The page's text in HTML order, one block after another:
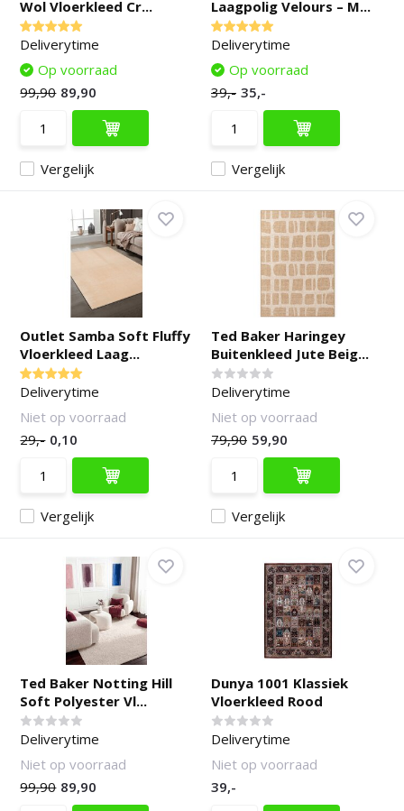
Wol Vloerkleed Cr...
Deliverytime
Vergelijk
Op voorraad
99,90 89,90
Laagpolig Velours – M...
Deliverytime
Vergelijk
Op voorraad
39,- 35,-
Outlet Samba Soft Fluffy
Vloerkleed Laag...
Deliverytime
Vergelijk
Niet op voorraad
29,- 0,10
Ted Baker Haringey
Buitenkleed Jute Beig...
Deliverytime
Vergelijk
Niet op voorraad
79,90 59,90
Ted Baker Notting Hill
Soft Polyester Vl...
Deliverytime
Niet op voorraad
99,90 89,90
Dunya 1001 Klassiek
Vloerkleed Rood
Deliverytime
Niet op voorraad
39,-